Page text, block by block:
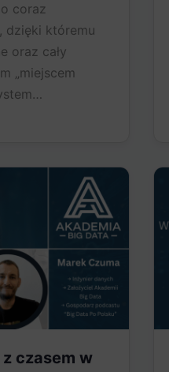
coraz
dzięki któremu
oraz cały
„miejscem
czasem w